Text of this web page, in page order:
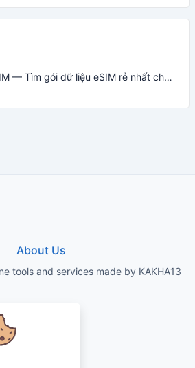
CheapereSIM — Tìm gói dữ liệu eSIM rẻ nhất cho du lịch năm 2026
About Us
tools and services made by KAKHA13